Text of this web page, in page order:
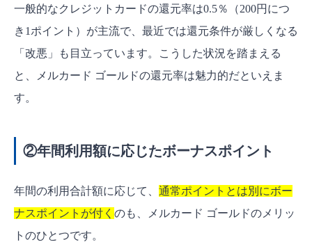
一般的なクレジットカードの還元率は0.5％（200円につ
き1ポイント）が主流で、最近では還元条件が厳しくなる
「改悪」も目立っています。こうした状況を踏まえる
と、メルカード ゴールドの還元率は魅力的だといえま
す。
②年間利用額に応じたボーナスポイント
年間の利用合計額に応じて、 通常ポイントとは別にボー
ナスポイントが付く のも、メルカード ゴールドのメリッ
トのひとつです。